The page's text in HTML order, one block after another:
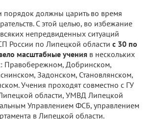
порядок должны царить во время
С этой целью, во избежание
непредвиденных ситуаций
России по Липецкой области с 30 по
масштабные учения в нескольких
Правобережном, Добринском,
Задонском, Становлянском,
Учения проходят совместно с ГУ
области, УМВД Липецкой
Управлением ФСБ, управлением
в Липецкой области.